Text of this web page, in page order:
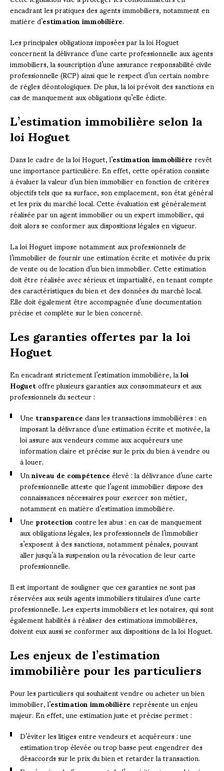
encadrant les pratiques des agents immobiliers, notamment en
matière d’estimation immobilière.
Les principales obligations imposées par la loi Hoguet
concernent la délivrance d’une carte professionnelle aux agents
immobiliers, la souscription d’une assurance responsabilité civile
professionnelle (RCP) ainsi que le respect d’un certain nombre
de règles déontologiques. De plus, la loi prévoit des sanctions en
cas de manquement aux obligations qu’elle édicte.
L’estimation immobilière selon la
loi Hoguet
Dans le cadre de la loi Hoguet, l’estimation immobilièrerevêt
une importance particulière. En effet, cette opération consiste
à évaluer la valeur d’un bien immobilier en fonction de critères
objectifs tels que sa surface, son emplacement, son état général
et les prix du marché local. Cette évaluation est généralement
réalisée par un agent immobilier ou un expert immobilier, qui
doit alors se conformer aux dispositions légales en vigueur.
La loi Hoguet impose notamment aux professionnels de
l’immobilier de fournir une estimation écrite et motivée du prix
de vente ou de location d’un bien immobilier. Cette estimation
doit être réalisée avec sérieux et impartialité, en tenant compte
des caractéristiques du bien et des données du marché local.
Elle doit également être accompagnée d’une documentation
précise et complète sur le bien concerné.
Les garanties offertes par la loi
Hoguet
En encadrant strictement l’estimation immobilière, laloi
Hoguetoffre plusieurs garanties aux consommateurs et aux
professionnels du secteur :
Unetransparencedans les transactions immobilières : en
imposant la délivrance d’une estimation écrite et motivée, la
loi assure aux vendeurs comme aux acquéreurs une
information claire et précise sur le prix du bien à vendre ou
à louer.
Unniveau de compétenceélevé : la délivrance d’une carte
professionnelle atteste que l’agent immobilier dispose des
connaissances nécessaires pour exercer son métier,
notamment en matière d’estimation immobilière.
Uneprotectioncontre les abus : en cas de manquement
aux obligations légales, les professionnels de l’immobilier
s’exposent à des sanctions, notamment pénales, pouvant
aller jusqu’à la suspension ou la révocation de leur carte
professionnelle.
Il est important de souligner que ces garanties ne sont pas
réservées aux seuls agents immobiliers titulaires d’une carte
professionnelle. Les experts immobiliers et les notaires, qui sont
également habilités à réaliser des estimations immobilières,
doivent eux aussi se conformer aux dispositions de la loi Hoguet.
Les enjeux de l’estimation
immobilière pour les particuliers
Pour les particuliers qui souhaitent vendre ou acheter un bien
immobilier, l’estimation immobilièrereprésente un enjeu
majeur. En effet, une estimation juste et précise permet :
D’éviter les litiges entre vendeurs et acquéreurs : une
estimation trop élevée ou trop basse peut engendrer des
désaccords sur le prix du bien et retarder la transaction.